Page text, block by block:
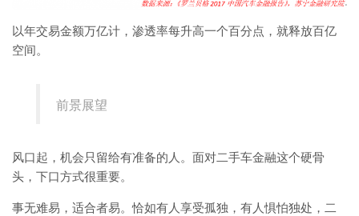
以年交易金额万亿计，渗透率每升高一个百分点，就释放百亿
空间。
前景展望
风口起，机会只留给有准备的人。面对二手车金融这个硬骨
头，下口方式很重要。
事无难易，适合者易。恰如有人享受孤独，有人惧怕独处，二